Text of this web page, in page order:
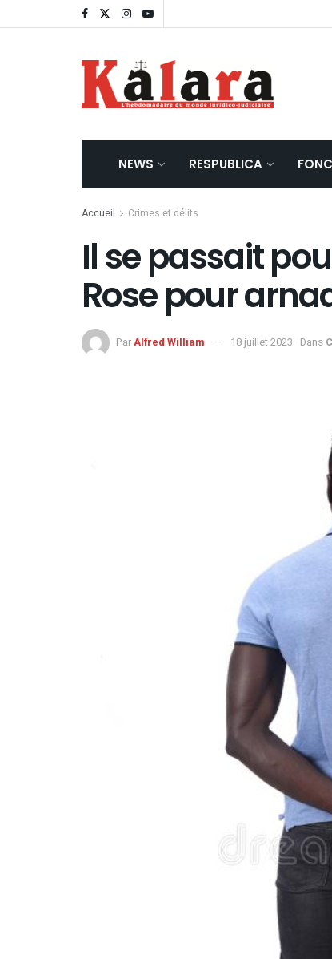
NEWS RESPUBLICA
Accueil Crimes et délits
Il se passait
Rose pour
ParAlfred William 18 juillet 2023 Dans